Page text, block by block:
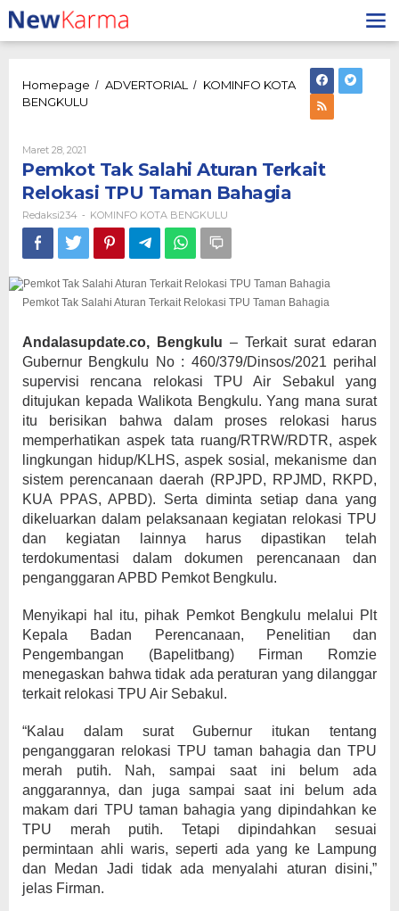
Lewati
ke
konten
Homepage / ADVERTORIAL / KOMINFO KOTA
BENGKULU
Terkait
TPU
Taman
Bahagia
Maret 28, 2021
Redaksi234
Pemkot Tak Salahi Aturan Terkait
Relokasi TPU Taman Bahagia
Redaksi234 - KOMINFO KOTA BENGKULU
Pemkot Tak Salahi Aturan Terkait Relokasi TPU Taman Bahagia
Andalasupdate.co, Bengkulu – Terkait surat edaran
Gubernur Bengkulu No : 460/379/Dinsos/2021 perihal
supervisi rencana relokasi TPU Air Sebakul yang
ditujukan kepada Walikota Bengkulu. Yang mana surat
itu berisikan bahwa dalam proses relokasi harus
memperhatikan aspek tata ruang/RTRW/RDTR, aspek
lingkungan hidup/KLHS, aspek sosial, mekanisme dan
sistem perencanaan daerah (RPJPD, RPJMD, RKPD,
KUA PPAS, APBD). Serta diminta setiap dana yang
dikeluarkan dalam pelaksanaan kegiatan relokasi TPU
dan kegiatan lainnya harus dipastikan telah
terdokumentasi dalam dokumen perencanaan dan
penganggaran APBD Pemkot Bengkulu.
Menyikapi hal itu, pihak Pemkot Bengkulu melalui Plt
Kepala Badan Perencanaan, Penelitian dan
Pengembangan (Bapelitbang) Firman Romzie
menegaskan bahwa tidak ada peraturan yang dilanggar
terkait relokasi TPU Air Sebakul.
“Kalau dalam surat Gubernur itukan tentang
penganggaran relokasi TPU taman bahagia dan TPU
merah putih. Nah, sampai saat ini belum ada
anggarannya, dan juga sampai saat ini belum ada
makam dari TPU taman bahagia yang dipindahkan ke
TPU merah putih. Tetapi dipindahkan sesuai
permintaan ahli waris, seperti ada yang ke Lampung
dan Medan Jadi tidak ada menyalahi aturan disini,”
jelas Firman.